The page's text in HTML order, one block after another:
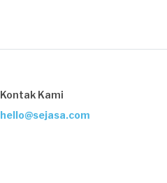
Kontak Kami
hello@sejasa.com